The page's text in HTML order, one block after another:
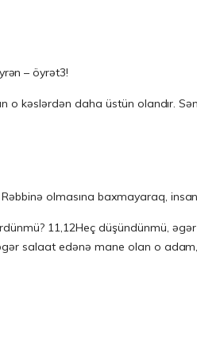
– öyrət3!
o kəslərdən daha üstün olandır.
olmasına baxmayaraq,
11,12Heç düşündünmü,
salaat edənə mane olan o